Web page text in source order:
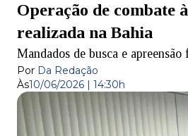
Operação de combate
realizada na Bahia
Mandados de busca e
Por Da Redação
Às10/06/2026 | 14:30h